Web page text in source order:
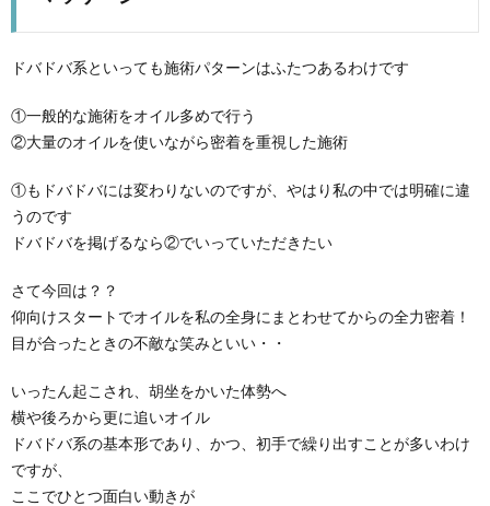
ドバドバ系といっても施術パターンはふたつあるわけです
①一般的な施術をオイル多めで行う
②大量のオイルを使いながら密着を重視した施術
①もドバドバには変わりないのですが、やはり私の中では明確に違
うのです
ドバドバを掲げるなら②でいっていただきたい
さて今回は？？
仰向けスタートでオイルを私の全身にまとわせてからの全力密着！
目が合ったときの不敵な笑みといい・・
いったん起こされ、胡坐をかいた体勢へ
横や後ろから更に追いオイル
ドバドバ系の基本形であり、かつ、初手で繰り出すことが多いわけ
ですが、
ここでひとつ面白い動きが